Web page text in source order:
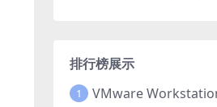
排行榜展示
1